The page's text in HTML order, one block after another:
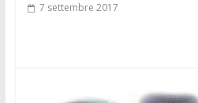
7 settembre 2017